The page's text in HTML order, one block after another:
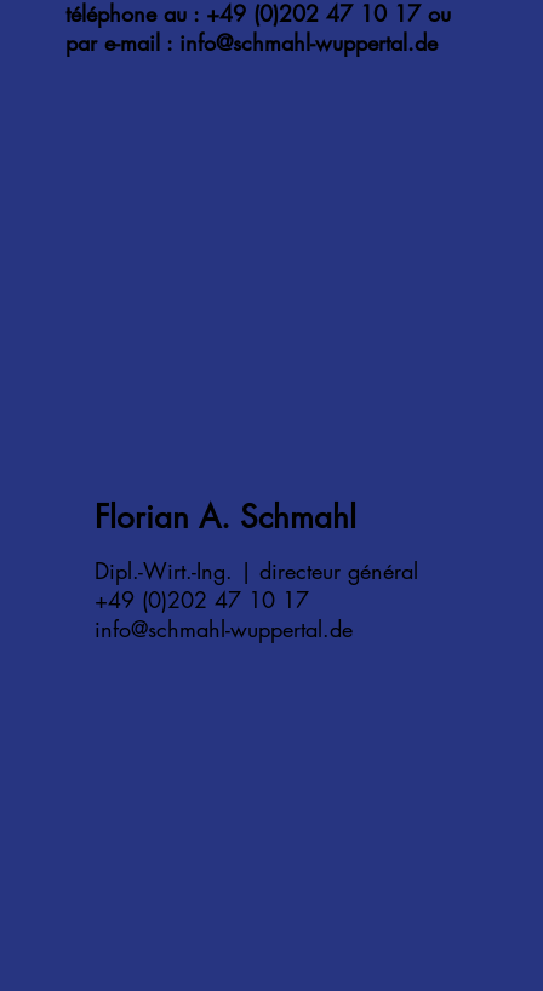
téléphone au : +49 (0)202 47 10 17 ou
par e-mail : info@schmahl-wuppertal.de
Florian A. Schmahl
Dipl.-Wirt.-Ing. | directeur général
+49 (0)202 47 10 17
info@schmahl-wuppertal.de